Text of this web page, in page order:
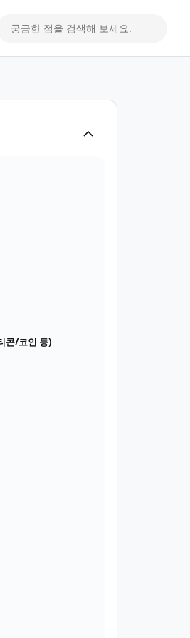
콘/코인 등)